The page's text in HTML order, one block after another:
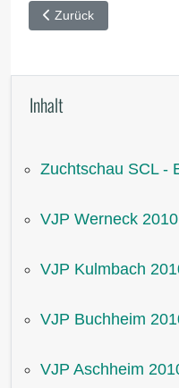
Vorheriger Beitrag: HZP
Zurück
Inhalt
Zuchtschau SCL -
VJP Werneck 2010
VJP Kulmbach
VJP Buchheim
VJP Aschheim